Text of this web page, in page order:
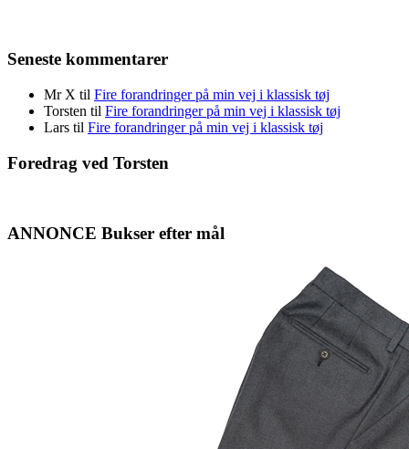
Seneste kommentarer
Mr X til Fire forandringer på min vej i klassisk tøj
Torsten til Fire forandringer på min vej i klassisk tøj
Lars til Fire forandringer på min vej i klassisk tøj
Foredrag ved Torsten
ANNONCE Bukser efter mål